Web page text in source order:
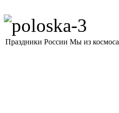
Праздники России Мы из космоса